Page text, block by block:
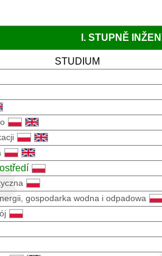
I. STUPNĚ
STUDIUM
gospodarka wodna i odpadowa